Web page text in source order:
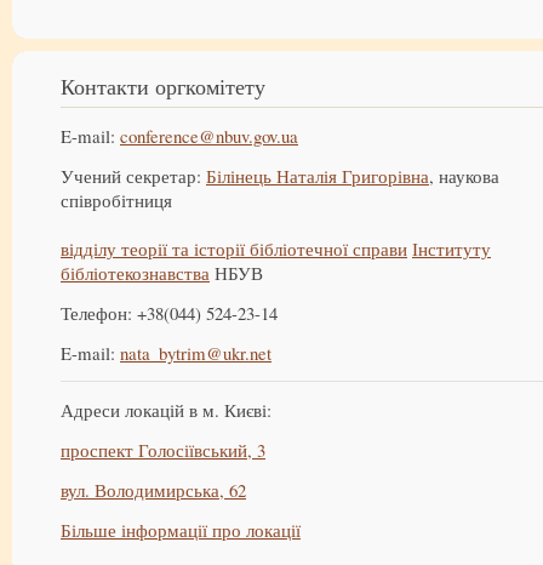
Контакти оргкомітету
E-mail: conference@nbuv.gov.ua
Учений секретар: Білінець Наталія Григорівна, наукова
співробітниця
відділу теорії та історії бібліотечної справи Інституту
бібліотекознавства НБУВ
Телефон: +38(044) 524-23-14
E-mail: nata_bytrim@ukr.net
Адреси локацій в м. Києві:
проспект Голосіївський, 3
вул. Володимирська, 62
Більше інформації про локації